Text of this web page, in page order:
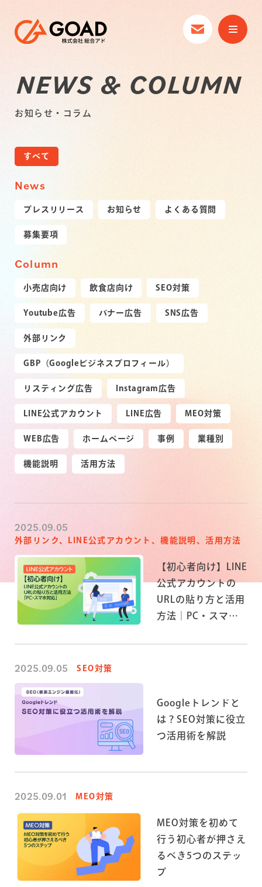
NEWS & COLUMN
お知らせ・コラム
すべて
News
プレスリリース お知らせ よくある質問
募集要項
Column
小売店向け 飲食店向け SEO対策
Youtube広告 バナー広告 SNS広告
外部リンク
GBP（Googleビジネスプロフィール）
リスティング広告 Instagram広告
LINE公式アカウント LINE広告 MEO対策
WEB広告 ホームページ 事例 業種別
機能説明 活用方法
2025.09.05
外部リンク、LINE公式アカウント、機能説明、活用方法
【初心者向け】LINE
公式アカウントの
URLの貼り方と活用
方法｜PC・スマホ
2025.09.05 SEO対策
Googleトレンドと
は？SEO対策に役立
つ活用術を解説
2025.09.01 MEO対策
MEO対策を初めて
行う初心者が押さえ
るべき5つのステッ
プ